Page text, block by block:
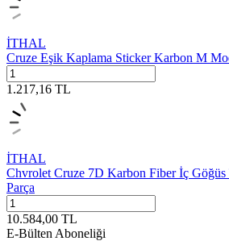
İTHAL
Cruze Eşik Kaplama Sticker Karbon M
1.217,16 TL
İTHAL
Chvrolet Cruze 7D Karbon Fiber İç
Parça
10.584,00 TL
E-Bülten Aboneliği